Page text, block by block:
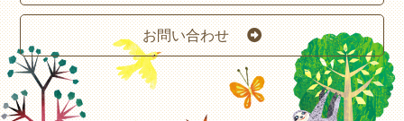
お問い合わせ